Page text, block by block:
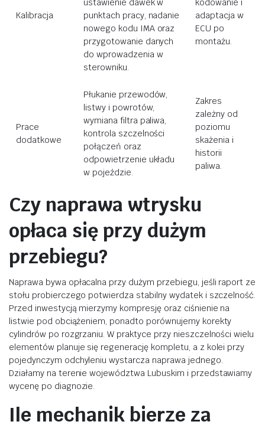
Kalibracja
ustawienie dawek w
punktach pracy, nadanie
nowego kodu IMA oraz
przygotowanie danych
do wprowadzenia w
sterowniku.
kodowanie i
adaptacja w
ECU po
montażu.
Prace
dodatkowe
Płukanie przewodów,
listwy i powrotów,
wymiana filtra paliwa,
kontrola szczelności
połączeń oraz
odpowietrzenie układu
w pojeździe.
Zakres
zależny od
poziomu
skażenia i
historii
paliwa.
Czy naprawa wtrysku
opłaca się przy dużym
przebiegu?
Naprawa bywa opłacalna przy dużym przebiegu, jeśli raport ze
stołu probierczego potwierdza stabilny wydatek i szczelność.
Przed inwestycją mierzymy kompresję oraz ciśnienie na
listwie pod obciążeniem, ponadto porównujemy korekty
cylindrów po rozgrzaniu. W praktyce przy nieszczelności wielu
elementów planuje się regenerację kompletu, a z kolei przy
pojedynczym odchyleniu wystarcza naprawa jednego.
Działamy na terenie województwa Lubuskim i przedstawiamy
wycenę po diagnozie.
Ile mechanik bierze za